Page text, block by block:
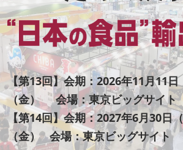
国際 食品物流EXPO
2027年06月30日
東京ビッグサイト / Tokyo
“日本の食器・調理器具
2027年06月30日
東京ビッグサイト / Tokyo
た
た
む
食
品”輸
出
【第13回】会期：2026年11月11日
（金） 会場：東京ビッグサイト
【第14回】会期：2027年6月30日
（金） 会場：東京ビッグサイト